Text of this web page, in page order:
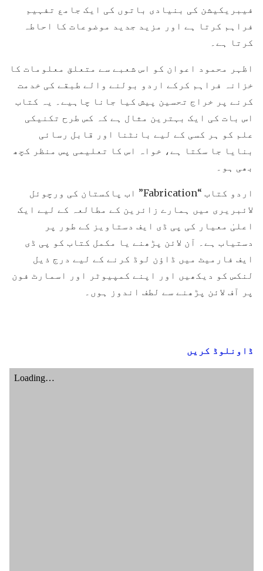
فیبریکیشن کی بنیادی باتوں کی ایک جامع تفہیم
فراہم کرتا ہے اور مزید جدید موضوعات کا احاطہ
کرتا ہے۔
اظہر محمود اعوان کو اس شعبے سے متعلق معلومات کا
خزانہ فراہم کرکے اردو بولنے والے طبقے کی خدمت
کرنے پر خراج تحسین پیش کیا جانا چاہیے۔ یہ کتاب
اس بات کی ایک بہترین مثال ہے کہ کس طرح تکنیکی
علم کو ہر کسی کے لیے بانٹنا اور قابل رسائی
بنایا جا سکتا ہے، خواہ اس کا تعلیمی پس منظر کچھ
بھی ہو۔
اردو کتاب “Fabrication” اب پاکستان کی ورچوئل
لائبریری میں ہمارے زائرین کے مطالعہ کے لیے ایک
اعلیٰ معیار کی پی ڈی ایف دستاویز کے طور پر
دستیاب ہے۔ آن لائن پڑھنے یا مکمل کتاب کو پی ڈی
ایف فارمیٹ میں ڈاؤن لوڈ کرنے کے لیے درج ذیل
لنکس کو دیکھیں اور اپنے کمپیوٹر اور اسمارٹ فون
پر آف لائن پڑھنے سے لطف اندوز ہوں۔
ڈاونلوڈ کریں